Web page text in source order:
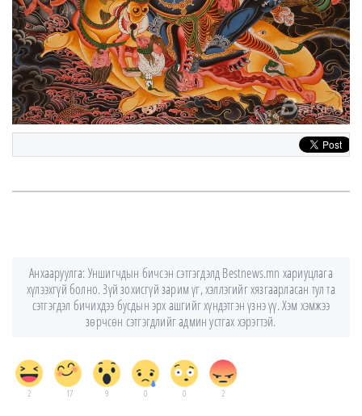
Анхааруулга: Уншигчдын бичсэн сэтгэгдэлд Bestnews.mn хариуцлага
хүлээхгүй болно. Зүй зохисгүй зарим үг, хэллэгийг хязгаарласан тул та
сэтгэгдэл бичихдээ бусдын эрх ашгийг хүндэтгэн үзнэ үү. Хэм хэмжээ
зөрчсөн сэтгэгдлийг админ устгах хэрэгтэй.
2 17 9 0 0 2